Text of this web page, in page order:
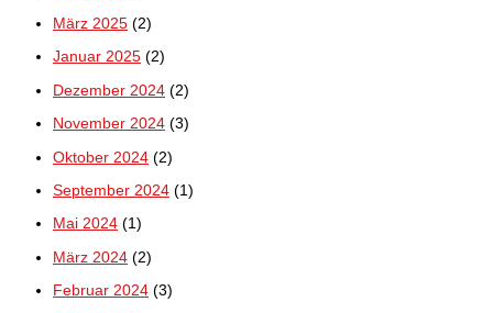
März 2025 (2)
Januar 2025 (2)
Dezember 2024 (2)
November 2024 (3)
Oktober 2024 (2)
September 2024 (1)
Mai 2024 (1)
März 2024 (2)
Februar 2024 (3)